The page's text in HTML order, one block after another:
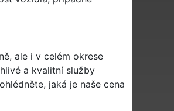
ale i v celém okrese
a kvalitní služby
jaká je naše cena